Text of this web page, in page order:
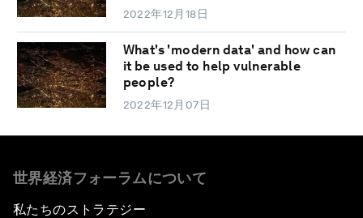
2022年12月18日
What's 'modern data' and how can
it be used to help vulnerable
people?
2022年12月07日
世界経済フォーラムについて
私たちのストラテジー